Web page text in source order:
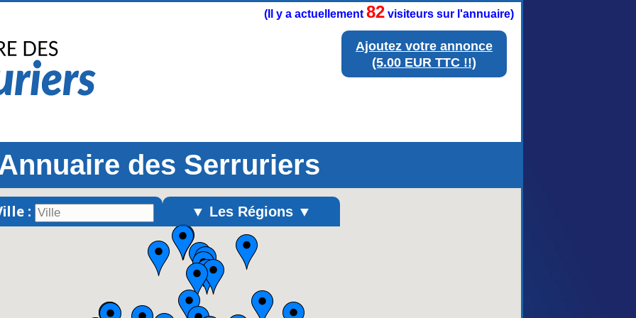
Ajoutez votre annonce
(5.00 EUR TTC !!)
(Il y a actuellement 82 visiteurs sur l'annuaire)
des Serruriers
: ▼ Les Régions ▼
Alsace
Aquitaine
Basse-Normandie